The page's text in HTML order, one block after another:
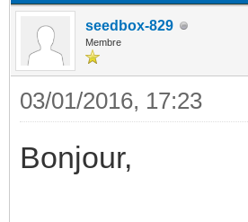
seedbox-829
Membre
03/01/2016, 17:23
Bonjour,